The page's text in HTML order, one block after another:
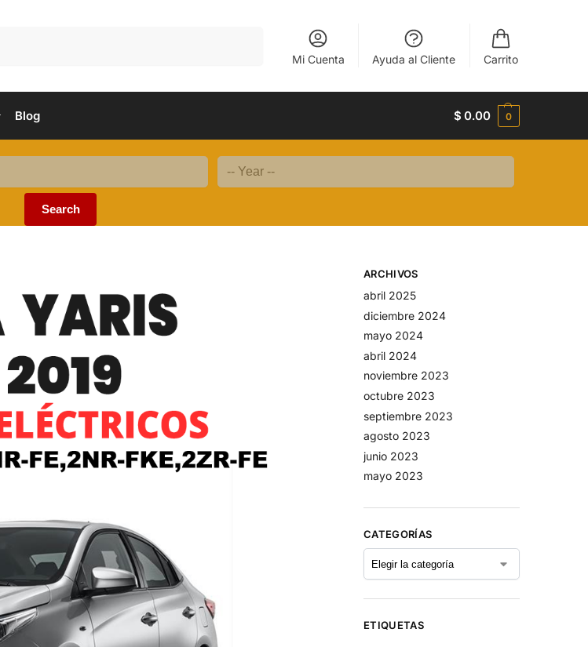
Mi Cuenta Ayuda al Cliente Carrito
Blog $ 0.00 0
Search
ARCHIVOS
abril 2025
diciembre 2024
mayo 2024
abril 2024
noviembre 2023
octubre 2023
septiembre 2023
agosto 2023
junio 2023
mayo 2023
CATEGORÍAS
ETIQUETAS